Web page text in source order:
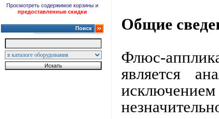
Просмотреть содержимое корзины и
предоставленные скидки
Поиск
Общие
Флюс-
является